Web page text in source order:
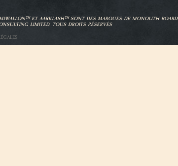
ET AARKLASH™ SONT DES MARQUES DE MONOLITH BOARD
LIMITED. TOUS DROITS RÉSERVÉS